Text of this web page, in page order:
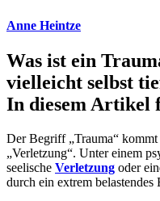
Anne Heintze
Was ist ein
vielleicht selbst
In diesem Artikel
Der Begriff „Trauma“ kommt
„Verletzung“. Unter einem
seelische Verletzung oder
durch ein extrem